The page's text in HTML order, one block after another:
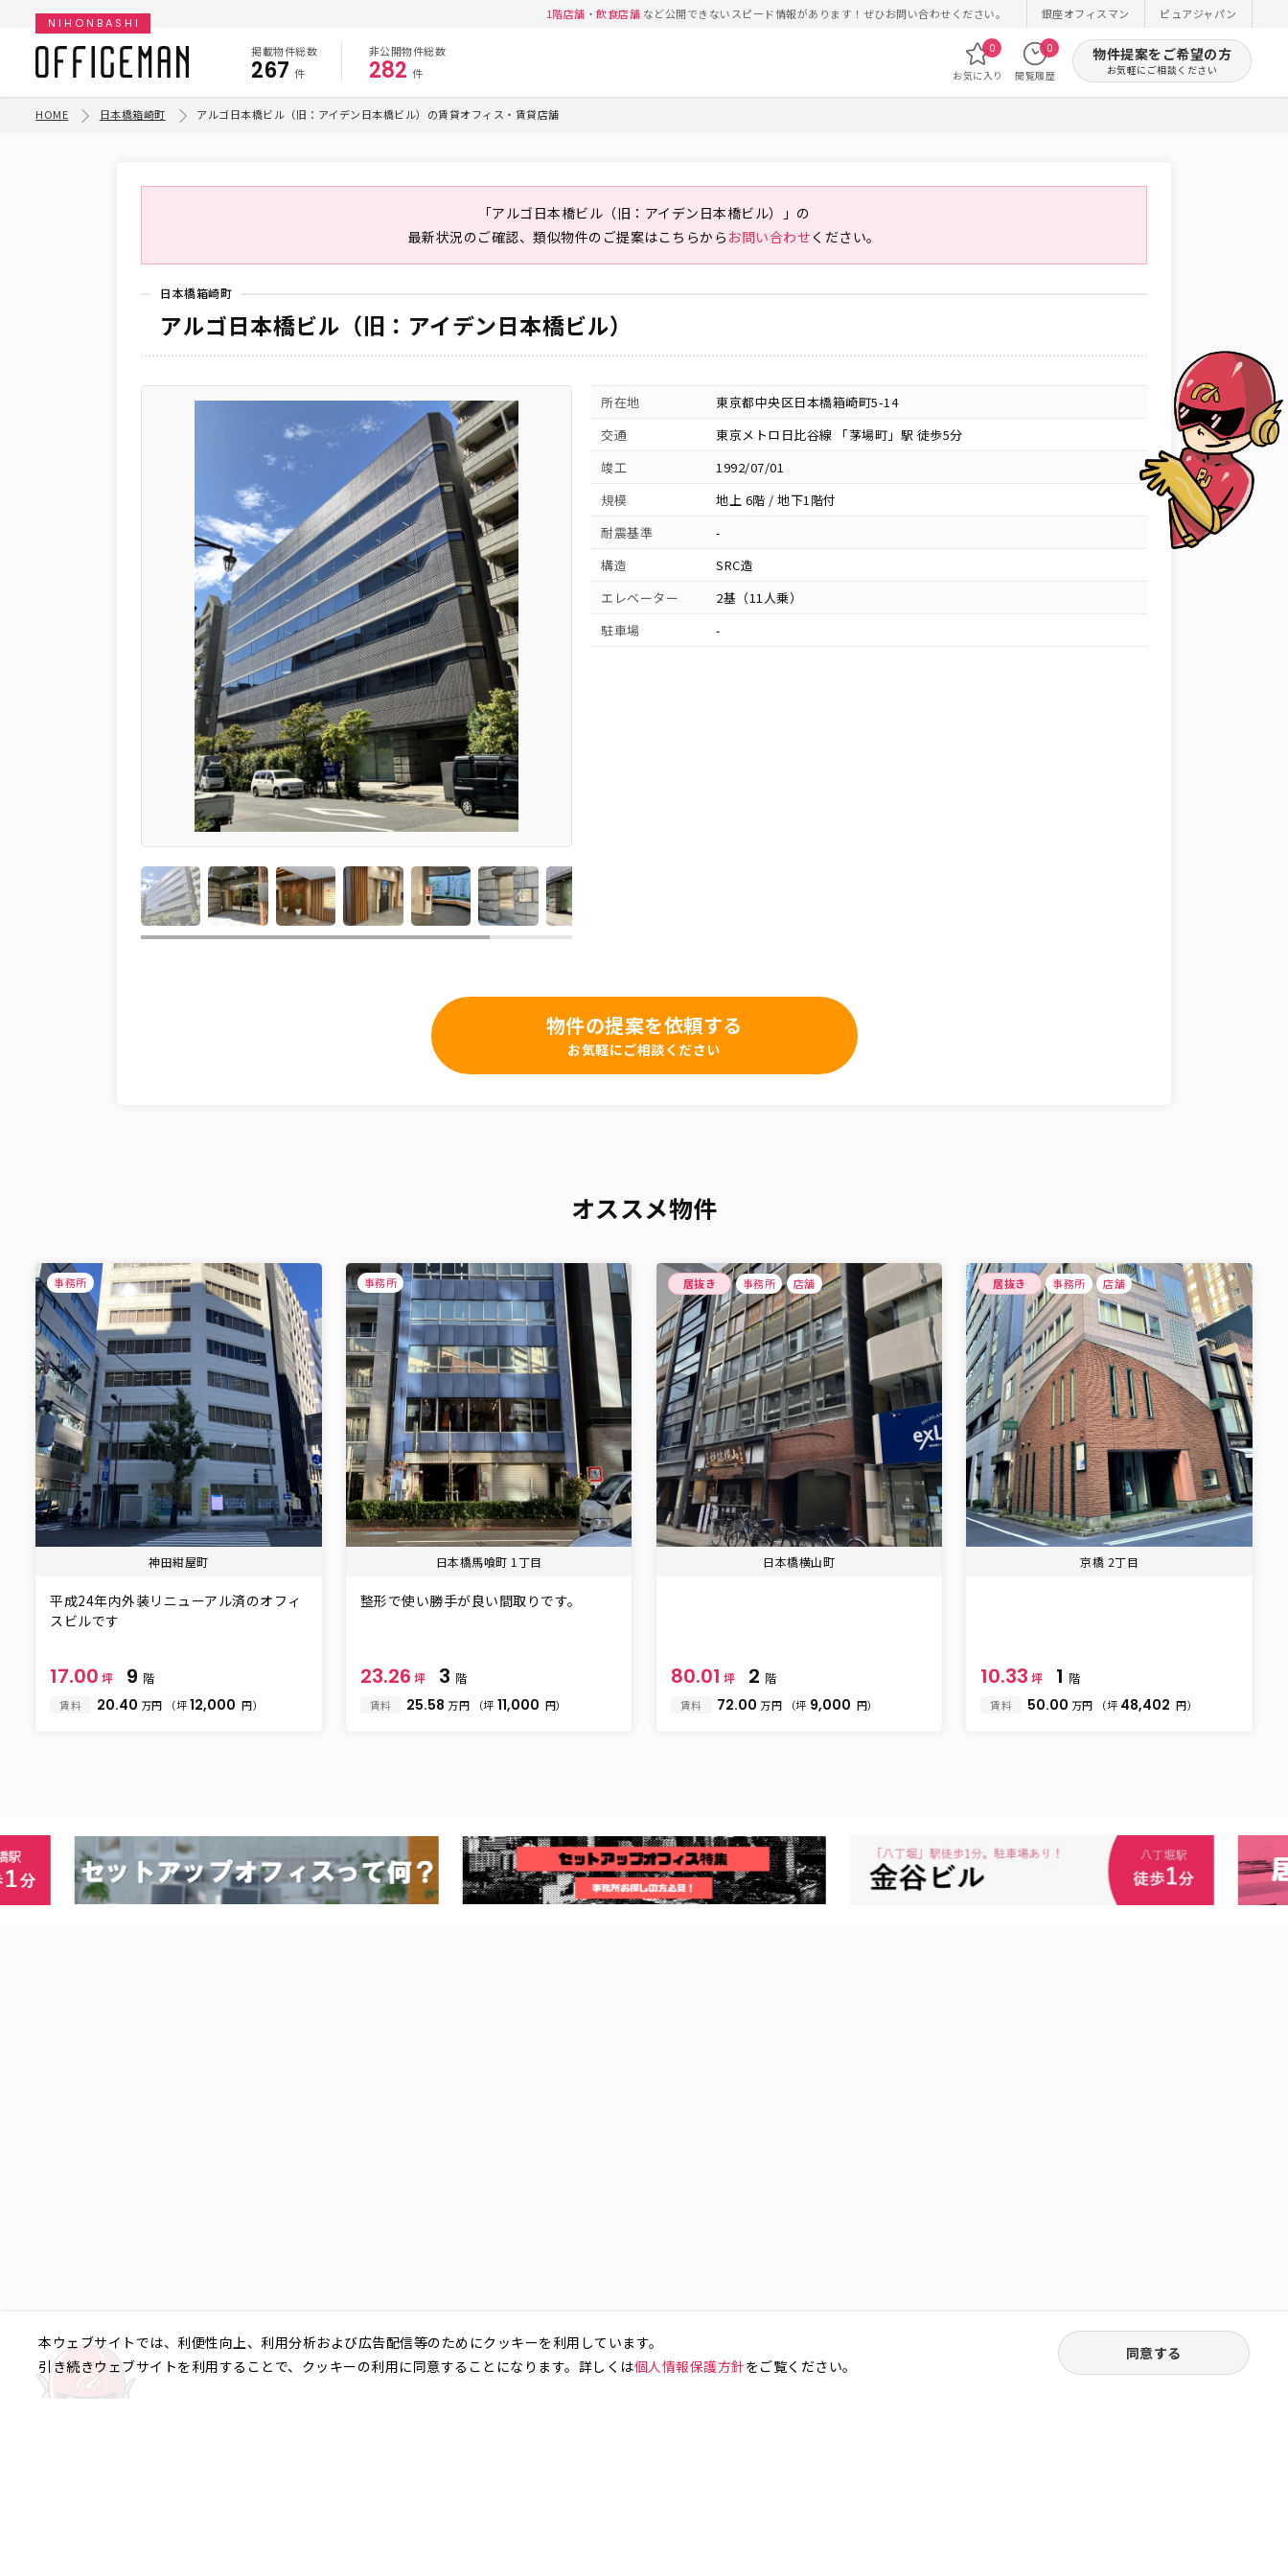
1階店舗 ・飲食店舗 など公開できないスピード情報があります！ぜひお問い合わせください。 銀座オフィスマン ピュアジャパン
NIHONBASHI
掲載物件総数
267 件
非公開物件総数
282 件 お気に入り
0
閲覧履歴
0 物件提案をご希望の方
お気軽にご相談ください
HOME 日本橋箱崎町 アルゴ日本橋ビル（旧：アイデン日本橋ビル）の賃貸オフィス・賃貸店舗
「アルゴ日本橋ビル（旧：アイデン日本橋ビル）」の
最新状況のご確認、類似物件のご提案はこちらから お問い合わせ ください。
日本橋箱崎町
アルゴ日本橋ビル（旧：アイデン日本橋ビル）
所在地
東京都中央区日本橋箱崎町5-14
交通
東京メトロ日比谷線 「茅場町」駅 徒歩5分
竣工
1992/07/01
規模
地上 6階 / 地下1階付
耐震基準
-
構造
SRC造
エレベーター
2基（11人乗）
駐車場
-
物件の提案を依頼する
お気軽にご相談ください
オススメ物件
事務所
神田紺屋町
平成24年内外装リニューアル済のオフィ
スビルです
17.00 坪 9 階
賃料 20.40 万円 （坪 12,000 円）
事務所
日本橋馬喰町 1丁目
整形で使い勝手が良い間取りです。
23.26 坪 3 階
賃料 25.58 万円 （坪 11,000 円）
居抜き 事務所 店舗
日本橋横山町
80.01 坪 2 階
賃料 72.00 万円 （坪 9,000 円）
居抜き 事務所 店舗
京橋 2丁目
10.33 坪 1 階
賃料 50.00 万円 （坪 48,402 円）
本ウェブサイトでは、利便性向上、利用分析および広告配信等のためにクッキーを利用しています。
引き続きウェブサイトを利用することで、クッキーの利用に同意することになります。詳しくは個人情報保護方針をご覧ください。
同意する